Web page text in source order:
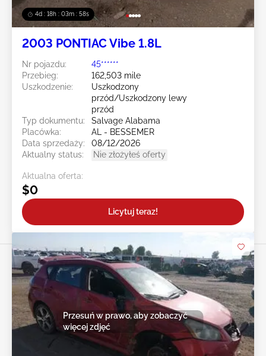
4d : 18h : 03m : 55s
2003 PONTIAC Vibe 1.8L
Nr pojazdu:
45******
Przebieg:
162,503 mile
Uszkodzenie:
Uszkodzony
przód/Uszkodzony lewy
przód
Typ dokumentu:
Salvage Alabama
Placówka:
AL - BESSEMER
Data sprzedaży:
08/12/2026
Aktualny status:
Nie złożyłeś oferty
Aktualna oferta:
$0
Licytuj teraz!
Przesuń w prawo, aby zobaczyć
więcej zdjęć